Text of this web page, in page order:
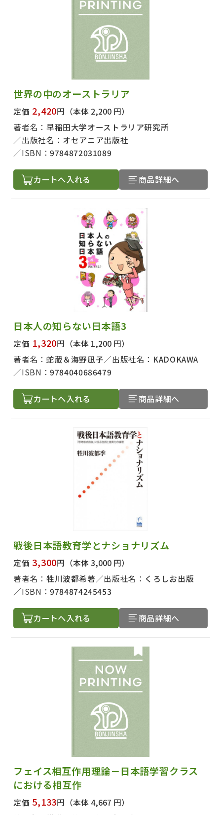
世界の中のオーストラリア
定価 2,420円 （本体 2,200 円）
著者名： 早稲田大学オーストラリア研究所
出版社名： オセアニア出版社
ISBN：9784872031089
カートへ入れる 商品詳細へ
日本人の知らない日本語3
定価 1,320円 （本体 1,200 円）
著者名： 蛇蔵＆海野凪子 出版社名： KADOKAWA
ISBN：9784040686479
カートへ入れる 商品詳細へ
戦後日本語教育学とナショナリズム
定価 3,300円 （本体 3,000 円）
著者名： 牲川波都希著 出版社名： くろしお出版
ISBN：9784874245453
カートへ入れる 商品詳細へ
フェイス相互作用理論－日本語学習クラス
における相互作
定価 5,133円 （本体 4,667 円）